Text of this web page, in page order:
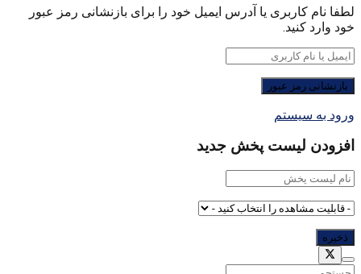
لطفا نام کاربری یا آدرس ایمیل خود را برای بازنشانی رمز عبور
خود وارد کنید.
ورود به سیستم
افزودن لیست پخش جدید